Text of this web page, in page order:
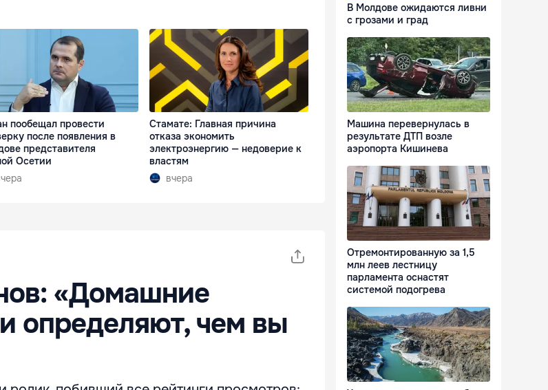
пообещал провести
после появления в
представителя
Осетии
Стамате: Главная причина
отказа экономить
электроэнергию — недоверие к
властям
вчера
«Домашние
определяют, чем вы
В Молдове ожидаются ливни
с грозами и град
Машина перевернулась в
результате ДТП возле
аэропорта Кишинева
Отремонтированную за 1,5
млн леев лестницу
парламента оснастят
системой подогрева